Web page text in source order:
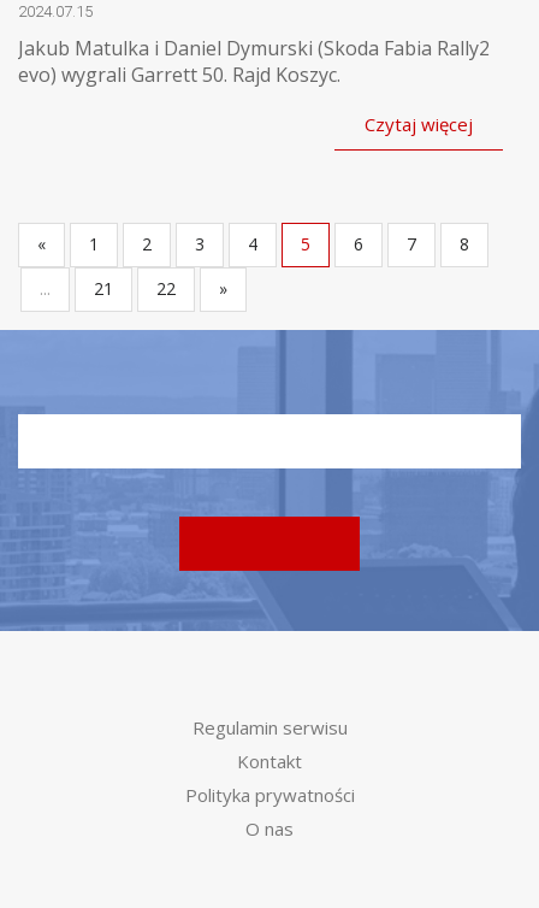
2024.07.15
Jakub Matulka i Daniel Dymurski (Skoda Fabia Rally2
evo) wygrali Garrett 50. Rajd Koszyc.
Czytaj więcej
« 1 2 3 4 5 6 7
8
...
21 22 »
Regulamin serwisu
Kontakt
Polityka prywatności
O nas